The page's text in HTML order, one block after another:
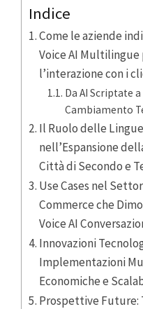
Indice
Come le aziende
Voice AI
l’interazione con i
Da AI Scriptate
Cambiamento
Il Ruolo delle
nell’Espansione
Città di Secondo e
Use Cases nel
Commerce che
Voice AI
Innovazioni
Implementazioni
Economiche e
Prospettive Future: